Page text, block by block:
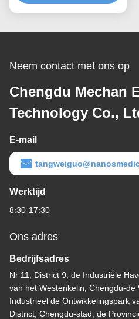
Blaastumor
Neem contact met ons op
Chengdu Mechan
Technology Co.,
E-mail
Werktijd
8:30-17:30
Ons adres
Bedrijfsadres
Nr 11, District 9, de Industriële
van het Westenkelin, Chengdu-
Industrieel de Ontwikkelingspark
District, Chengdu-stad, de